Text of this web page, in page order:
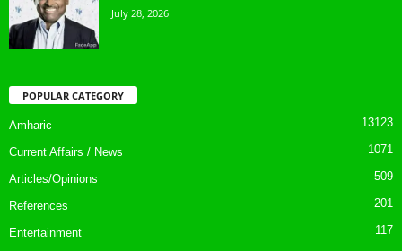
July 28, 2026
POPULAR CATEGORY
Amharic 13123
Current Affairs / News 1071
Articles/Opinions 509
References 201
Entertainment
117